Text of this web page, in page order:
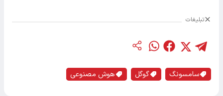
تبلیغات
سامسونگ گوگل هوش مصنوعی